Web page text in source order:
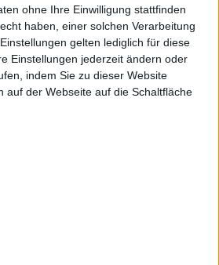
ohne Ihre Einwilligung stattfinden
haben, einer solchen Verarbeitung
gelten lediglich für diese
Einstellungen jederzeit ändern oder
indem Sie zu dieser Website
auf der Webseite auf die Schaltfläche